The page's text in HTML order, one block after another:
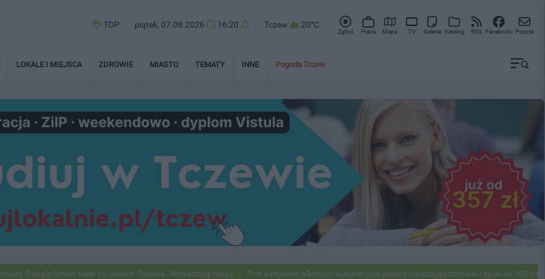
TOP piątek, 07.08.2026 16:20 Tczew 20°C
Zgłoś Praca Mapa TV Galeria Katalog RSS Facebook Poczta
LOKALE I MIEJSCA ZDROWIE MIASTO TEMATY INNE Pogoda Tczew
Google Street View na ulicach Tczewa. Aktualizują mapy Pod wpływem alkoholu wjechał pod pociąg narażając zdrowie i życie ok 500